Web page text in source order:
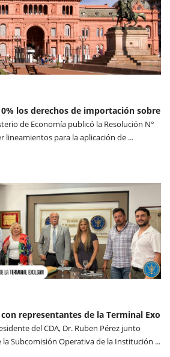
los derechos de importación sobre
de Economía publicó la Resolución N°
lineamientos para la aplicación de ...
representantes de la Terminal Exo
del CDA, Dr. Ruben Pérez junto
Subcomisión Operativa de la Institución ...